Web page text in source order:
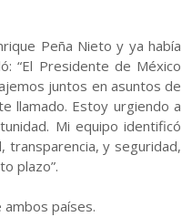
Peña Nieto y ya había
“El Presidente de México
juntos en asuntos de
llamado. Estoy urgiendo a
Mi equipo identificó
transparencia, y seguridad,
plazo”.
países.